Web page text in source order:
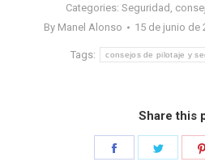
Categories: Seguridad,
By Manel Alonso 15 de junio de
Tags: consejos de pilotaje y
Share this